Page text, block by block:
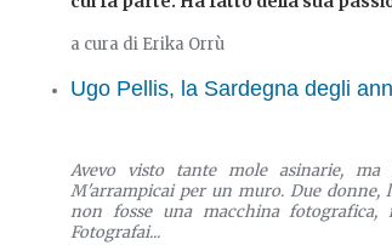
a cura di Erika Orrù
Ugo Pellis, la Sardegna degli
Avevo visto tante mole asinarie,
M'arrampicai per un muro. Due donne,
non fosse una macchina
Fotografai...